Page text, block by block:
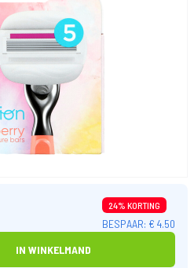
24% KORTING
BESPAAR: € 4.50
IN WINKELMAND